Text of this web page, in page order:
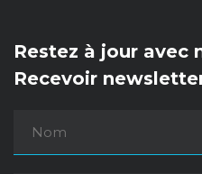
Restez à jour avec
Recevoir